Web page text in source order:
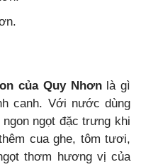
của Quy Nhơnlà gì
canh. Với nước dùng
ngọt đặc trưng khi
cua ghe, tôm tươi,
thơm hương vị của